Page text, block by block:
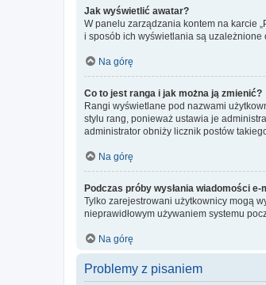
Jak wyświetlić awatar?
W panelu zarządzania kontem na karcie
i sposób ich wyświetlania są uzależnione
Na górę
Co to jest ranga i jak można ją zmienić?
Rangi wyświetlane pod nazwami
stylu rang, ponieważ ustawia je
administrator obniży licznik postów
Na górę
Podczas próby wysłania wiadomości
Tylko zarejestrowani użytkownicy mogą
nieprawidłowym używaniem systemu
Na górę
Problemy z pisaniem